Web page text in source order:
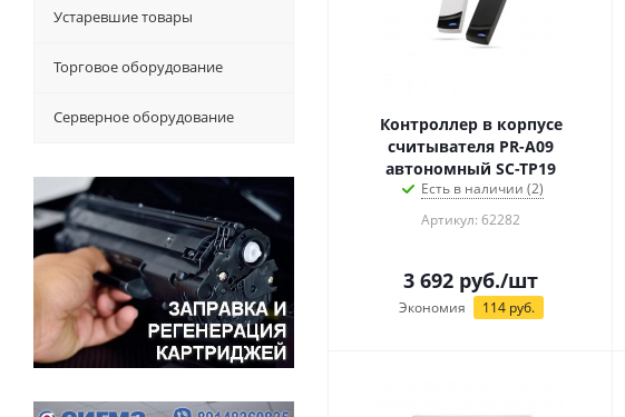
Контроллер в корпусе
считывателя PR-A09
автономный SC-TP19
Есть в наличии (2)
Артикул: 62282
3 692 руб./шт
Экономия 114руб.
Устаревшие товары
Торговое оборудование
Серверное оборудование